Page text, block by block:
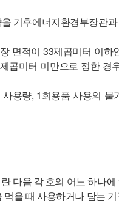
기후에너지환경부장관
면적이 33제곱미터 이하
곱미터 미만으로 정한 경
용량, 1회용품 사용의
다음 각 호의 어느 하나
을 때 사용하거나 담는